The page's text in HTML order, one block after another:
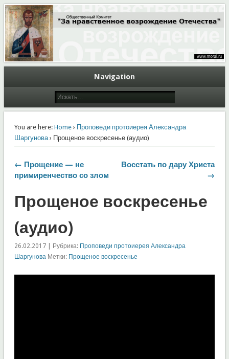
Moral.Ru
Общественный Комитет "За нравственное возрождение Отечества"
Navigation
You are here: Home› Проповеди протоиерея Александра
Шаргунова› Прощеное воскресенье (аудио)
← Прощение — не
примиренчество со злом
Восстать по дару Христа
→
Прощеное воскресенье
(аудио)
26.02.2017 | Рубрика: Проповеди протоиерея Александра
Шаргунова Метки: Прощеное воскресенье